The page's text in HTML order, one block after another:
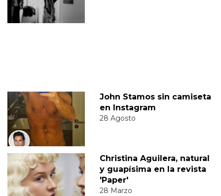
John Stamos sin camiseta
en Instagram
28 Agosto
Christina Aguilera, natural
y guapísima en la revista
'Paper'
28 Marzo